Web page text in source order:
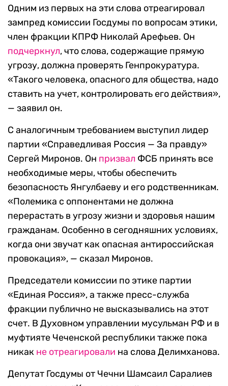
Одним из первых на эти слова отреагировал
зампред комиссии Госдумы по вопросам этики,
член фракции КПРФ Николай Арефьев. Он
подчеркнул, что слова, содержащие прямую
угрозу, должна проверять Генпрокуратура.
«Такого человека, опасного для общества, надо
ставить на учет, контролировать его действия»,
— заявил он.
С аналогичным требованием выступил лидер
партии «Справедливая Россия — За правду»
Сергей Миронов. Он призвал ФСБ принять все
необходимые меры, чтобы обеспечить
безопасность Янгулбаеву и его родственникам.
«Полемика с оппонентами не должна
перерастать в угрозу жизни и здоровья нашим
гражданам. Особенно в сегодняшних условиях,
когда они звучат как опасная антироссийская
провокация», — сказал Миронов.
Председатели комиссии по этике партии
«Единая Россия», а также пресс-служба
фракции публично не высказывались на этот
счет. В Духовном управлении мусульман РФ и в
муфтияте Чеченской республики также пока
никак не отреагировали на слова Делимханова.
Депутат Госдумы от Чечни Шамсаил Саралиев